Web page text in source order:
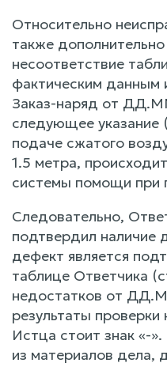
Относительно
также
несоответствие
фактическим данным
Заказ-наряд от
следующее указание
подаче сжатого
1.5 метра,
системы помощи при
Следовательно,
подтвердил наличие
дефект является
таблице Ответчика
недостатков от
результаты проверки
Истца стоит знак «-
из материалов дела,